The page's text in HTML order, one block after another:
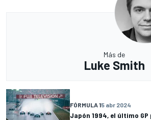
Más de
Luke Smith
FÓRMULA 15 abr 2024
Japón 1994, el último GP